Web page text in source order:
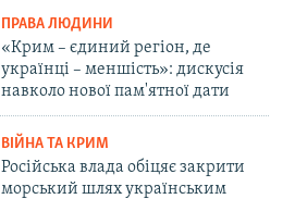
ПРАВА ЛЮДИНИ
«Крим – єдиний регіон, де
українці – меншість»: дискусія
навколо нової пам'ятної дати
ВІЙНА ТА КРИМ
Російська влада обіцяє закрити
морський шлях українським